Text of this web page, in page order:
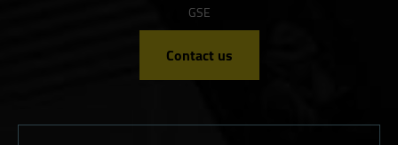
GSE
Contact us